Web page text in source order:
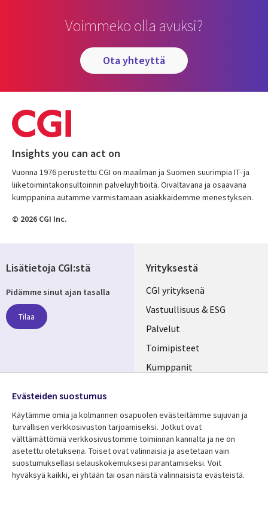
Voimmeko olla avuksi?
ota yhteyttä
Insights you can act on
Vuonna 1976 perustettu CGI on maailman ja Suomen suurimpia IT- ja
liiketoimintakonsultoinnin palveluyhtiöitä. Oivaltavana ja osaavana
kumppanina autamme varmistamaan asiakkaidemme menestyksen.
© 2026 CGI Inc.
Yrityksestä
Useful
links
FINLAND
CGI yrityksenä
Vastuullisuus & ESG
Palvelut
Toimipisteet
Kumppanit
Resurssikeskus
Library
Asiakastarinat
Lisätietoa
Legal
Tietosuoja
Lisätietoja CGI:stä
Pidämme sinut ajan tasalla
Tilaa
Media
FINLAND
Evästeiden suostumus
Käytämme omia ja kolmannen osapuolen evästeitämme sujuvan ja
turvallisen verkkosivuston tarjoamiseksi. Jotkut ovat
välttämättömiä verkkosivustomme toiminnan kannalta ja ne on
asetettu oletuksena. Toiset ovat valinnaisia ​​ja asetetaan vain
suostumuksellasi selauskokemuksesi parantamiseksi. Voit
hyväksyä kaikki, ei yhtään tai osan näistä valinnaisista evästeistä.